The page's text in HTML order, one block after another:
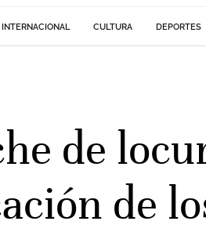
INTERNACIONAL CULTURA DEPORTES
de
de